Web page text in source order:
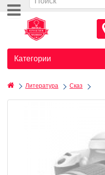
Категории
Литература Сказ